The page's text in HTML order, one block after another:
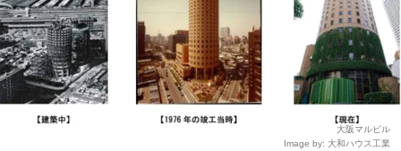
大阪マルビル
Image by: 大和ハウス工業